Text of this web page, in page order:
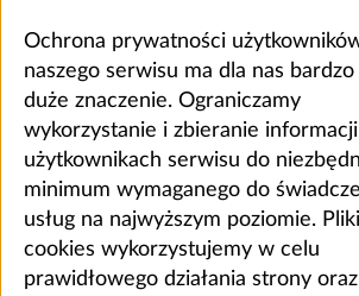
Ochrona prywatności
naszego serwisu ma dla nas bardzo
duże znaczenie. Ograniczamy
wykorzystanie i zbieranie
użytkownikach serwisu do
minimum wymaganego do
usług na najwyższym poziomie. Pliki
cookies wykorzystujemy w celu
prawidłowego działania strony oraz